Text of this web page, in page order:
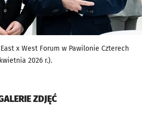
x West Forum w Pawilonie Czterech
2026 r.).
ZDJĘĆ